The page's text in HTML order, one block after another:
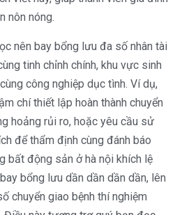
nôn nóng.
nên bay bổng lưu đa số nhân tài
tinh chỉnh chính, khu vực sinh
công nghiệp dục tình. Ví dụ,
chí thiết lập hoàn thành chuyển
hoảng rủi ro, hoặc yêu cầu sử
để thẩm định cùng đánh báo
bất động sản ở hà nội khích lệ
bổng lưu dần dần dần dần, lên
chuyển giao bệnh thí nghiệm